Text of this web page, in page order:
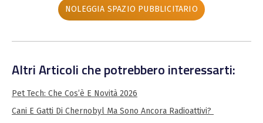
NOLEGGIA SPAZIO PUBBLICITARIO
Altri Articoli che potrebbero interessarti:
Pet Tech: Che Cos’è E Novità 2026
Cani E Gatti Di Chernobyl Ma Sono Ancora Radioattivi?